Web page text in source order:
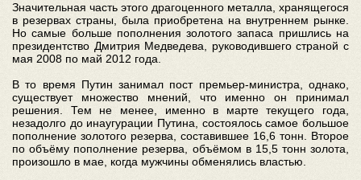
Значительная часть этого драгоценного металла, хранящегося
в резервах страны, была приобретена на внутреннем рынке.
Но самые больше пополнения золотого запаса пришлись на
президентство Дмитрия Медведева, руководившего страной с
мая 2008 по май 2012 года.
В то время Путин занимал пост премьер-министра, однако,
существует множество мнений, что именно он принимал
решения. Тем не менее, именно в марте текущего года,
незадолго до инаугурации Путина, состоялось самое большое
пополнение золотого резерва, составившее 16,6 тонн. Второе
по объёму пополнение резерва, объёмом в 15,5 тонн золота,
произошло в мае, когда мужчины обменялись властью.